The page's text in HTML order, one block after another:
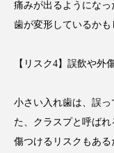
痛みが出るようにな
歯が変形しているかも
【リスク4】誤飲や外
小さい入れ歯は、誤
た、クラスプと呼ば
傷つけるリスクもあ